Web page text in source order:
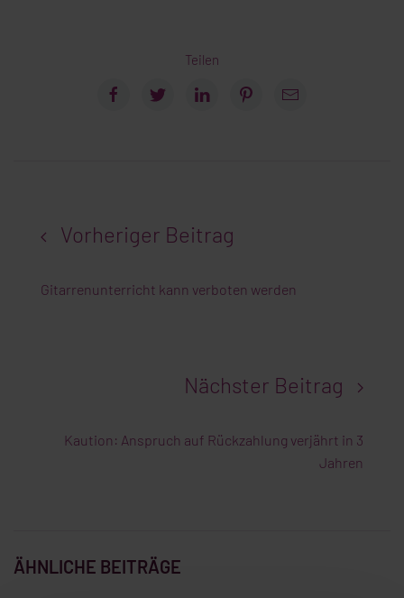
Teilen
Vorheriger Beitrag
Gitarrenunterricht kann verboten werden
Nächster Beitrag
Kaution: Anspruch auf Rückzahlung verjährt in 3
Jahren
ÄHNLICHE BEITRÄGE